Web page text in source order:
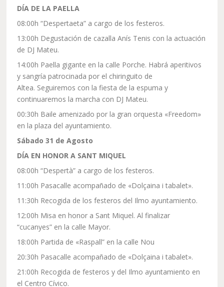
DÍA DE LA PAELLA
08:00h “Despertaeta” a cargo de los festeros.
13:00h Degustación de cazalla Anís Tenis con la actuación
de DJ Mateu.
14:00h Paella gigante en la calle Porche. Habrá aperitivos
y sangría patrocinada por el chiringuito de
Altea. Seguiremos con la fiesta de la espuma y
continuaremos la marcha con DJ Mateu.
00:30h Baile amenizado por la gran orquesta «Freedom»
en la plaza del ayuntamiento.
Sábado 31 de Agosto
DÍA EN HONOR A SANT MIQUEL
08:00h “Despertà” a cargo de los festeros.
11:00h Pasacalle acompañado de «Dolçaina i tabalet».
11:30h Recogida de los festeros del Ilmo ayuntamiento.
12:00h Misa en honor a Sant Miquel. Al finalizar
“cucanyes” en la calle Mayor.
18:00h Partida de «Raspall” en la calle Nou
20:30h Pasacalle acompañado de «Dolçaina i tabalet».
21:00h Recogida de festeros y del Ilmo ayuntamiento en
el Centro Cívico.